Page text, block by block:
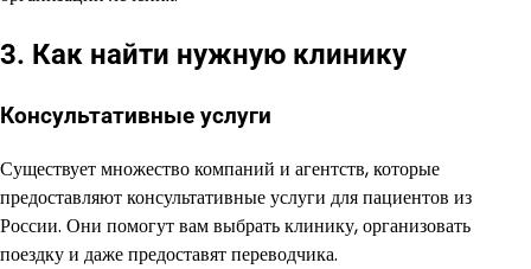
3. Как найти нужную клинику
Консультативные услуги
Существует множество компаний и агентств, которые
предоставляют консультативные услуги для пациентов из
России. Они помогут вам выбрать клинику, организовать
поездку и даже предоставят переводчика.